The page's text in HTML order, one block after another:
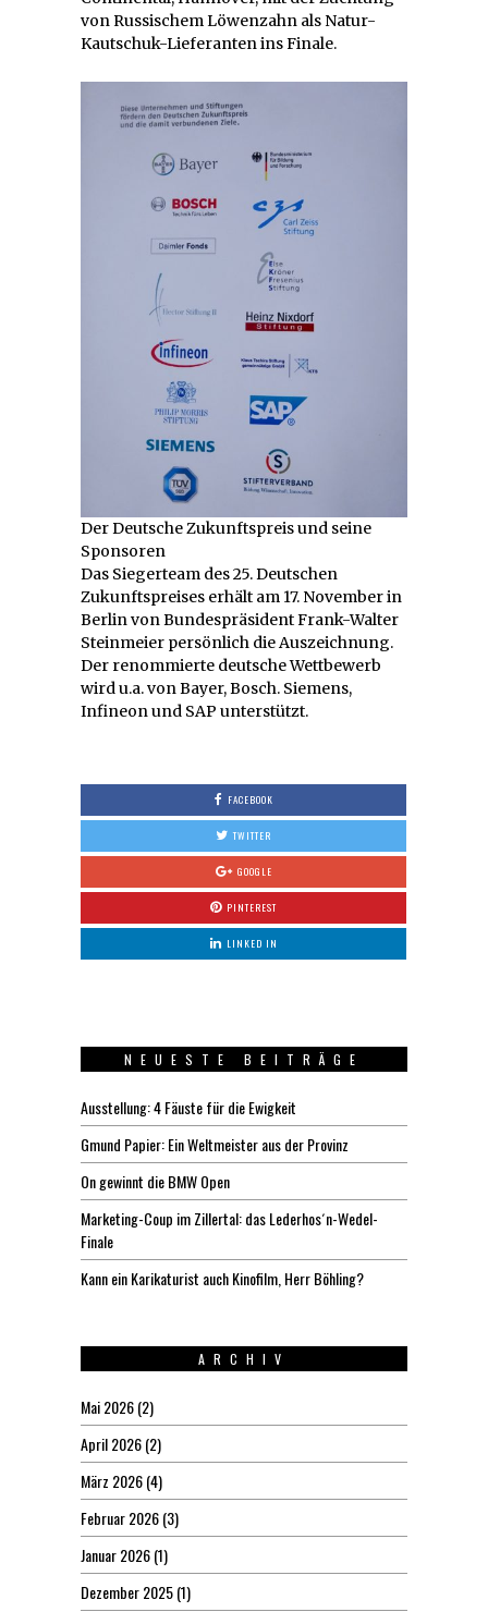
von Russischem Löwenzahn als Natur-
Kautschuk-Lieferanten ins Finale.
Der Deutsche Zukunftspreis und seine
Sponsoren
Das Siegerteam des 25. Deutschen
Zukunftspreises erhält am 17. November in
Berlin von Bundespräsident Frank-Walter
Steinmeier persönlich die Auszeichnung.
Der renommierte deutsche Wettbewerb
wird u.a. von Bayer, Bosch. Siemens,
Infineon und SAP unterstützt.
FACEBOOK
TWITTER
GOOGLE
PINTEREST
LINKED IN
NEUESTE BEITRÄGE
Ausstellung: 4 Fäuste für die Ewigkeit
Gmund Papier: Ein Weltmeister aus der Provinz
On gewinnt die BMW Open
Marketing-Coup im Zillertal: das Lederhos´n-Wedel-
Finale
Kann ein Karikaturist auch Kinofilm, Herr Böhling?
ARCHIV
Mai 2026(2)
April 2026(2)
März 2026(4)
Februar 2026(3)
Januar 2026(1)
Dezember 2025(1)